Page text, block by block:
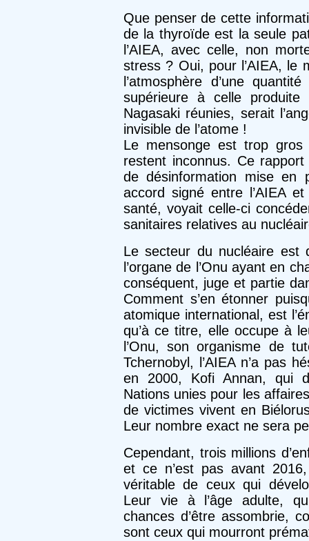
Que penser de cette
de la thyroïde est la seule
l’AIEA, avec celle, non
stress ? Oui, pour l’AIEA, le
l’atmosphère d’une
supérieure à celle
Nagasaki réunies, serait
invi­sible de l’atome !
Le mensonge est trop gros
restent inconnus. Ce
de désin­formation mise
accord signé entre l’AIEA
santé, voyait celle-ci
sanitaires relatives au
Le secteur du nucléaire
l’organe de l’Onu ayant en
consé­quent, juge et partie
Comment s’en étonner
atomique international, est
qu’à ce titre, elle occupe à
l’Onu, son organisme de
Tcher­nobyl, l’AIEA n’a pas
en 2000, Kofi Annan, qui
Nations unies pour les
de victimes vivent en
Leur nombre exact ne sera
Cependant, trois millions
et ce n’est pas avant
véritable de ceux qui
Leur vie à l’âge adulte,
chances d’être assombrie,
sont ceux qui mourront